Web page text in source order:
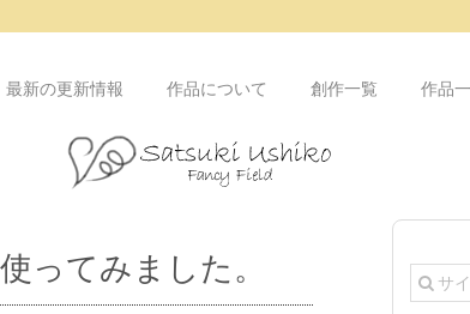
最新の更新情報 作品について 創作一覧 作品
ってみました。